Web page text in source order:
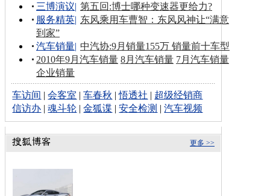
三博演议| 第五回:博士哪种变速器更给力?
服务精英| 东风乘用车曹智：东风风神让“满意
到家”
汽车销量| 中汽协:9月销量155万 销量前十车型
2010年9月汽车销量 8月汽车销量 7月汽车销量
企业销量
车访间 |会客室 |车春秋 |悟透社 | 超级经销商
信访办 |魂斗轮 |金狐谍 |安全检测 |汽车视频
更多 >>